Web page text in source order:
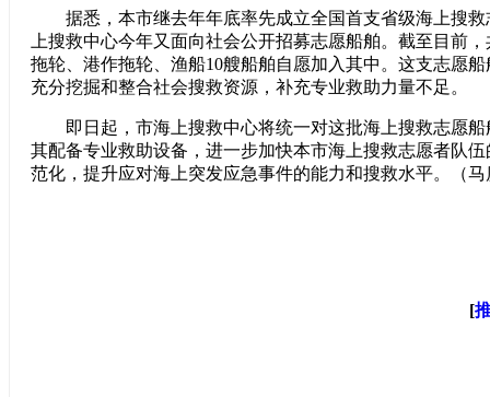
据悉，本市继去年年底率先成立全国首支省级海上搜
上搜救中心今年又面向社会公开招募志愿船舶。截至目前
拖轮、港作拖轮、渔船10艘船舶自愿加入其中。这支志愿
充分挖掘和整合社会搜救资源，补充专业救助力量不足。
即日起，市海上搜救中心将统一对这批海上搜救志愿
其配备专业救助设备，进一步加快本市海上搜救志愿者队
范化，提升应对海上突发应急事件的能力和搜救水平。（
[